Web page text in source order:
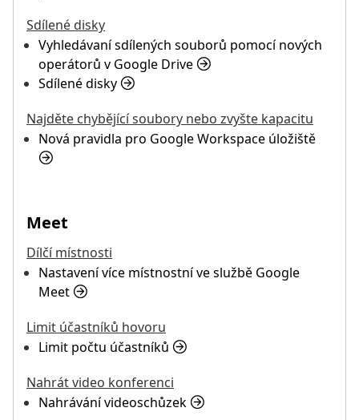
Sdílené disky
Vyhledávaní sdílených souborů pomocí nových
operátorů v Google Drive
Sdílené disky
Najděte chybějící soubory nebo zvyšte kapacitu
Nová pravidla pro Google Workspace úložiště
Meet
Dílčí místnosti
Nastavení více místnostní ve službě Google
Meet
Limit účastníků hovoru
Limit počtu účastníků
Nahrát video konferenci
Nahrávání videoschůzek